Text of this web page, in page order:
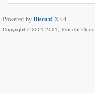
Powered by Discuz! X3.4
Copyright © 2001-2021, Tencent Cloud.